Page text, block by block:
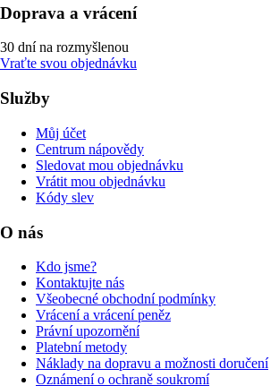
Doprava a vrácení
30 dní na rozmyšlenou
Vraťte svou objednávku
Služby
Můj účet
Centrum nápovědy
Sledovat mou objednávku
Vrátit mou objednávku
Kódy slev
O nás
Kdo jsme?
Kontaktujte nás
Všeobecné obchodní podmínky
Vrácení a vrácení peněz
Právní upozornění
Platební metody
Náklady na dopravu a možnosti doručení
Oznámení o ochraně soukromí